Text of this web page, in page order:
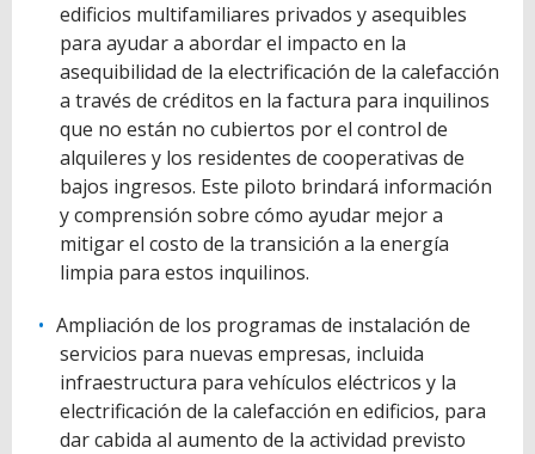
edificios multifamiliares privados y asequibles
para ayudar a abordar el impacto en la
asequibilidad de la electrificación de la calefacción
a través de créditos en la factura para inquilinos
que no están no cubiertos por el control de
alquileres y los residentes de cooperativas de
bajos ingresos. Este piloto brindará información
y comprensión sobre cómo ayudar mejor a
mitigar el costo de la transición a la energía
limpia para estos inquilinos.
Ampliación de los programas de instalación de
servicios para nuevas empresas, incluida
infraestructura para vehículos eléctricos y la
electrificación de la calefacción en edificios, para
dar cabida al aumento de la actividad previsto